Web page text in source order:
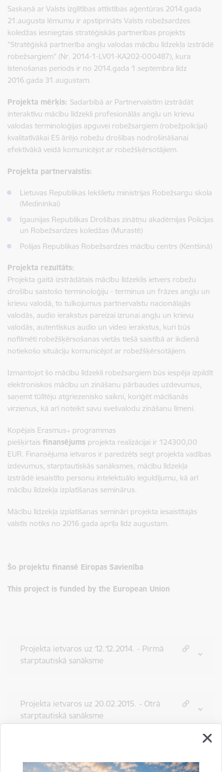
Saskaņā ar Valsts izglītības attīstības aģentūras 2014.gada
21.augusta lēmumu ir apstiprināts Valsts robežsardzes
koledžas iesniegtais stratēģiskās partnerības projekts
"Stratēģiskā partnerība angļu valodas mācību līdzekļa izstrādē
robežsargiem" (Nr. 2014-1-LV01-KA202-000487), kura
īstenošanas periods ir no 2014.gada 1.septembra līdz
2016.gada 31.augustam.
Projekta mērķis: Sadarbībā ar Partnervalstīm izstrādāt
interaktīvu mācību līdzekli profesionālās angļu un krievu
valodas terminoloģijas apguvei robežsargiem (robežpolicijai)
kvalitatīvākai ES ārējo robežu drošības nodrošināšanai
efektīvākā veidā komunicējot ar robežšķērsotājiem.
Projekta partnervalstis:
Lietuvas Republikas Iekšlietu ministrijas Robežsargu skola
(Medininkai)
Igaunijas Republikas Drošības zinātņu akadēmijas Policijas
un Robežsardzes koledžas (Murastē)
Polijas Republikas Robežsardzes mācību centrs (Kentšinā)
Projekta rezultāts:
Projekta gaitā izstrādātais mācību līdzeklis ietvers robežu
drošību saistošo terminoloģiju - terminus un frāzes angļu un
krievu valodā, to tulkojumus partnervalstu nacionālajās
valodās, audio ierakstus pareizai izrunai angļu un krievu
valodās, autentiskus audio un video ierakstus, kuri būs
nofilmēti robežšķērsošanas vietās tiešā saistībā ar ikdienā
notiekošo situāciju komunicējot ar robežšķērsotājiem.
Izmantojot šo mācību līdzekli robežsargiem būs iespēja izpildīt
elektroniskos mācību un zināšanu pārbaudes uzdevumus,
saņemt tūlītēju atgriezenisko saikni, koriģēt mācīšanās
virzienus, kā arī noteikt savu svešvalodu zināšanu līmeni.
Kopējais Erasmus+ programmas
piešķirtais finansējums projekta realizācijai ir 124300,00
EUR. Finansējuma ietvaros ir paredzēts segt projekta vadības
izdevumus, starptautiskās sanāksmes, mācību līdzekļa
izstrādē iesaistīto personu intelektuālo ieguldījumu, kā arī
mācību līdzekļa izplatīšanas seminārus.
Mācību līdzekļa izplatīšanas semināri projekta iesaistītajās
valstīs notiks no 2016.gada aprīļa līdz augustam.
Šo projektu finansē Eiropas Savienība
This project is funded by the European Union
Projekta ietvaros uz 12.12.2014. - Pirmā
starptautiskā sanāksme
Projekta ietvaros uz 20.02.2015. - Otrā
starptautiskā sanāksme